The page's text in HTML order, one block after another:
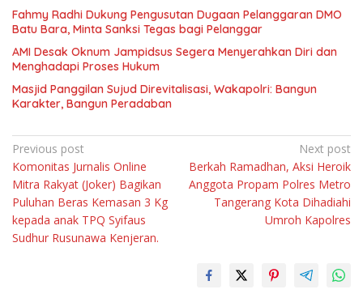
Fahmy Radhi Dukung Pengusutan Dugaan Pelanggaran DMO
Batu Bara, Minta Sanksi Tegas bagi Pelanggar
AMI Desak Oknum Jampidsus Segera Menyerahkan Diri dan
Menghadapi Proses Hukum
Masjid Panggilan Sujud Direvitalisasi, Wakapolri: Bangun
Karakter, Bangun Peradaban
Navigasi
pos
Previous post
Komonitas Jurnalis Online
Mitra Rakyat (Joker) Bagikan
Puluhan Beras Kemasan 3 Kg
kepada anak TPQ Syifaus
Sudhur Rusunawa Kenjeran.
Next post
Berkah Ramadhan, Aksi Heroik
Anggota Propam Polres Metro
Tangerang Kota Dihadiahi
Umroh Kapolres